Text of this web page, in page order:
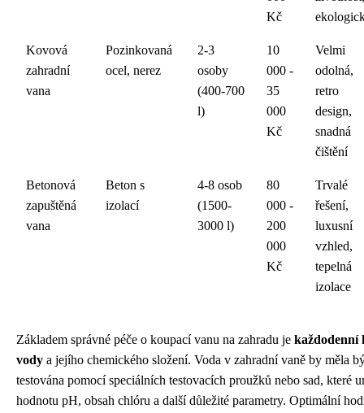
Kč
Kovová
zahradní
vana
Pozinkovaná
ocel, nerez
2-3
osoby
(400-700
l)
10
000 -
35
000
Kč
Velmi
odolná,
retro
design,
snadná
čištění
Betonová
zapuštěná
vana
Beton s
izolací
4-8 osob
(1500-
3000 l)
80
000 -
200
000
Kč
Trvalé
řešení,
luxusní
vzhled,
tepelná
izolace
Základem správné péče o koupací vanu na zahradu je každodenní
vody a jejího chemického složení. Voda v zahradní vaně by měla
testována pomocí speciálních testovacích proužků nebo sad, které
hodnotu pH, obsah chlóru a další důležité parametry. Optimální